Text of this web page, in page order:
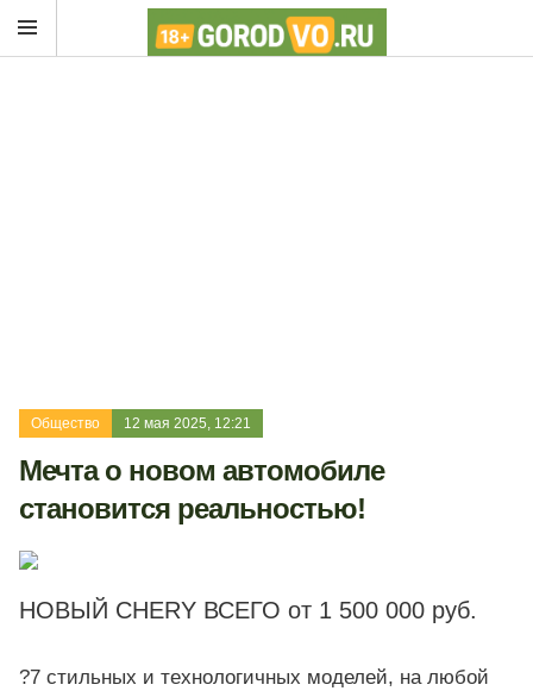
Общество 12 мая 2025, 12:21
Мечта о новом автомобиле
становится реальностью!
НОВЫЙ CHERY ВСЕГО от 1 500 000 руб.
?7 стильных и технологичных моделей, на любой